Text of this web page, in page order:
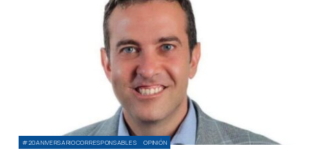
#20ANIVERSARIOCORRESPONSABLES OPINIÓN